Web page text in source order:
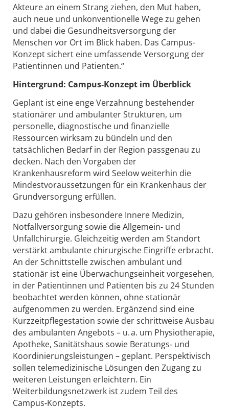
Akteure an einem Strang ziehen, den Mut haben,
auch neue und unkonventionelle Wege zu gehen
und dabei die Gesundheitsversorgung der
Menschen vor Ort im Blick haben. Das Campus-
Konzept sichert eine umfassende Versorgung der
Patientinnen und Patienten.“
Hintergrund: Campus‑Konzept im Überblick
Geplant ist eine enge Verzahnung bestehender
stationärer und ambulanter Strukturen, um
personelle, diagnostische und finanzielle
Ressourcen wirksam zu bündeln und den
tatsächlichen Bedarf in der Region passgenau zu
decken. Nach den Vorgaben der
Krankenhausreform wird Seelow weiterhin die
Mindestvoraussetzungen für ein Krankenhaus der
Grundversorgung erfüllen.
Dazu gehören insbesondere Innere Medizin,
Notfallversorgung sowie die Allgemein‑ und
Unfallchirurgie. Gleichzeitig werden am Standort
verstärkt ambulante chirurgische Eingriffe erbracht.
An der Schnittstelle zwischen ambulant und
stationär ist eine Überwachungseinheit vorgesehen,
in der Patientinnen und Patienten bis zu 24 Stunden
beobachtet werden können, ohne stationär
aufgenommen zu werden. Ergänzend sind eine
Kurzzeitpflegestation sowie der schrittweise Ausbau
des ambulanten Angebots – u. a. um Physiotherapie,
Apotheke, Sanitätshaus sowie Beratungs‑ und
Koordinierungsleistungen – geplant. Perspektivisch
sollen telemedizinische Lösungen den Zugang zu
weiteren Leistungen erleichtern. Ein
Weiterbildungsnetzwerk ist zudem Teil des
Campus‑Konzepts.